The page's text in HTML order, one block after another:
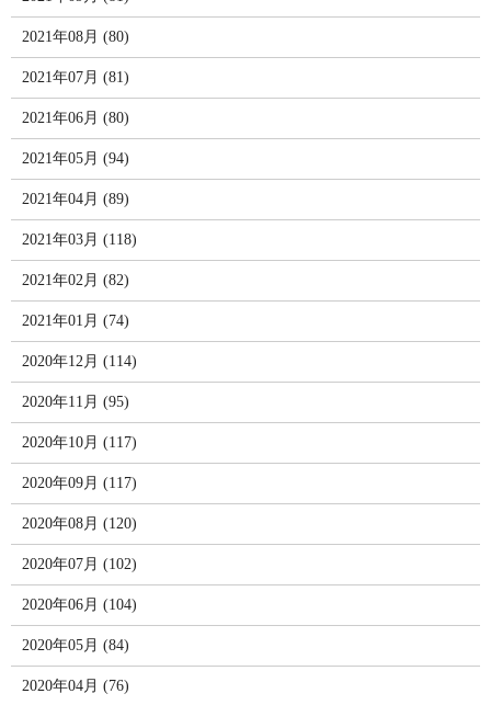
2021年08月 (80)
2021年07月 (81)
2021年06月 (80)
2021年05月 (94)
2021年04月 (89)
2021年03月 (118)
2021年02月 (82)
2021年01月 (74)
2020年12月 (114)
2020年11月 (95)
2020年10月 (117)
2020年09月 (117)
2020年08月 (120)
2020年07月 (102)
2020年06月 (104)
2020年05月 (84)
2020年04月 (76)